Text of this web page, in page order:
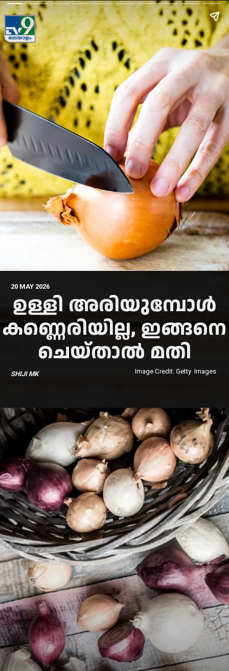
20 MAY 2026
SHIJI MK
ഉള്ളി അരിയുമ്പോള്‍
കണ്ണെരിയില്ല, ഇങ്ങനെ
ചെയ്താല്‍ മതി
Image Credit: Getty Images